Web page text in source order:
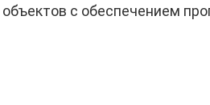
с обеспечением